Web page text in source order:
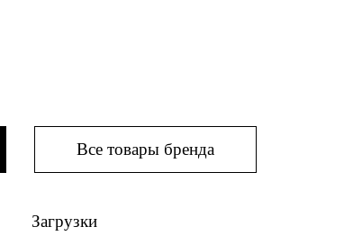
Все товары бренда
Загрузки